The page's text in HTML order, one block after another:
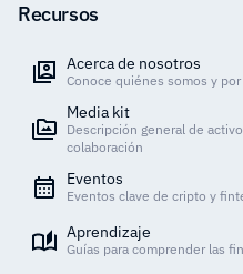
Recursos
Acerca de nosotros
Conoce quiénes somos y
Media kit
Descripción general de
colaboración
Eventos
Eventos clave de cripto y
Aprendizaje
Guías para comprender las